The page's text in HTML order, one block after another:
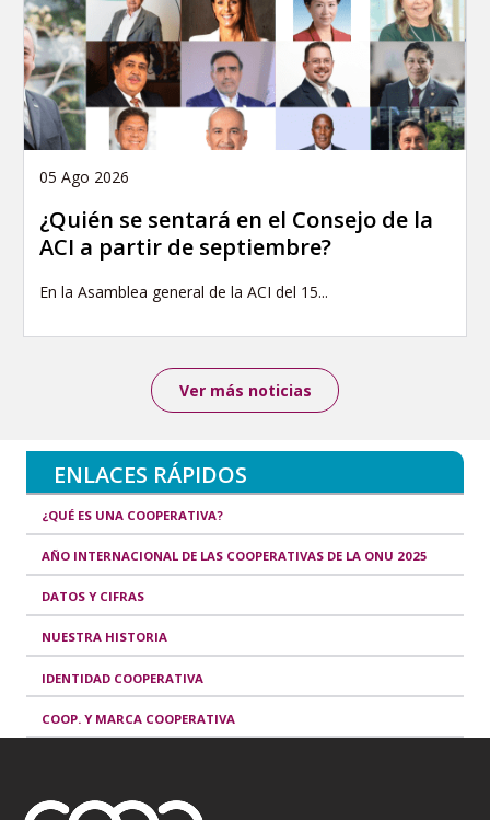
05 Ago 2026
¿Quién se sentará en el Consejo de la
ACI a partir de septiembre?
En la Asamblea general de la ACI del 15...
Ver más noticias
ENLACES RÁPIDOS
¿QUÉ ES UNA COOPERATIVA?
AÑO INTERNACIONAL DE LAS COOPERATIVAS DE LA ONU 2025
DATOS Y CIFRAS
NUESTRA HISTORIA
IDENTIDAD COOPERATIVA
COOP. Y MARCA COOPERATIVA